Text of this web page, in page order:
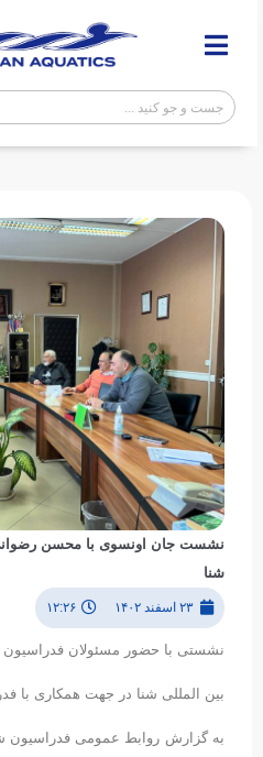
نشست جان اونسوی با محسن
شنا
۲۳ اسفند ۱۴۰۲ ۱۲:۲۶
نشستی با حضور مسئولان
بین المللی شنا در جهت همکاری با
به گزارش روابط عمومی فدراسیون